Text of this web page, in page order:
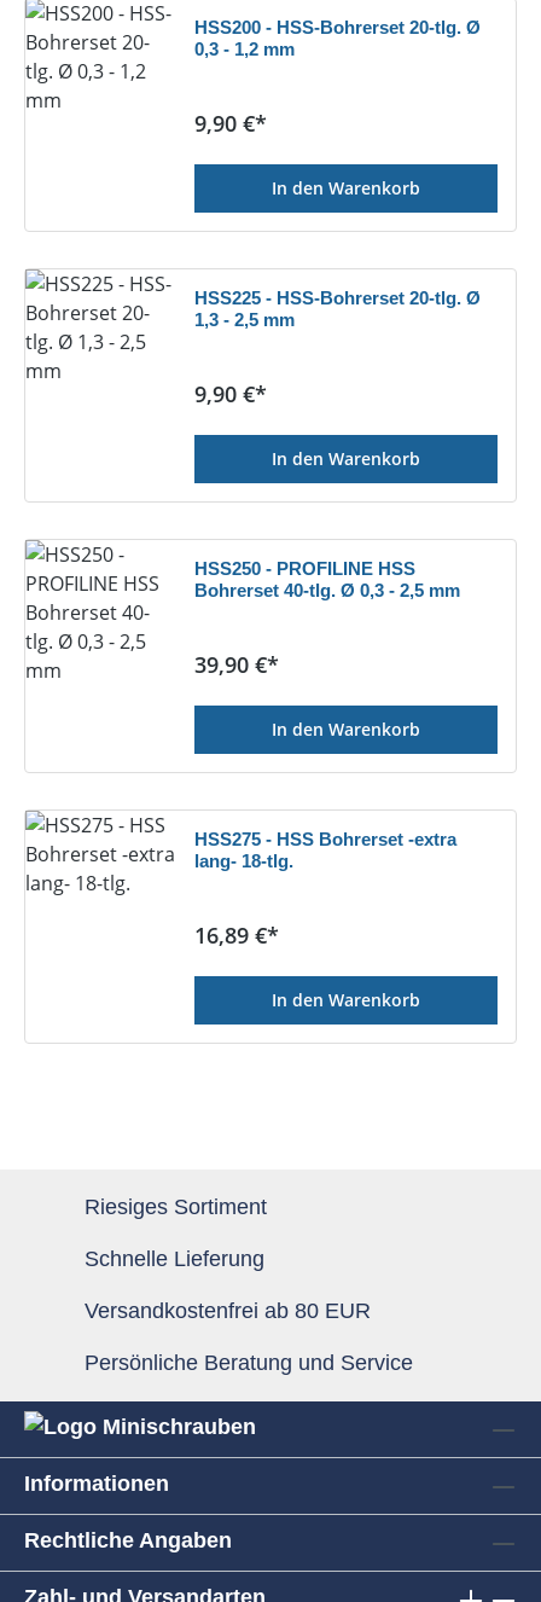
HSS200 - HSS-Bohrerset 20-tlg. Ø
0,3 - 1,2 mm
Regulärer Preis:
9,90 €*
In den Warenkorb
HSS225 - HSS-Bohrerset 20-tlg. Ø
1,3 - 2,5 mm
Regulärer Preis:
9,90 €*
In den Warenkorb
HSS250 - PROFILINE HSS
Bohrerset 40-tlg. Ø 0,3 - 2,5 mm
Regulärer Preis:
39,90 €*
In den Warenkorb
HSS275 - HSS Bohrerset -extra
lang- 18-tlg.
Regulärer Preis:
16,89 €*
In den Warenkorb
Riesiges Sortiment
Schnelle Lieferung
Versandkostenfrei ab 80 EUR
Persönliche Beratung und Service
Informationen
Rechtliche Angaben